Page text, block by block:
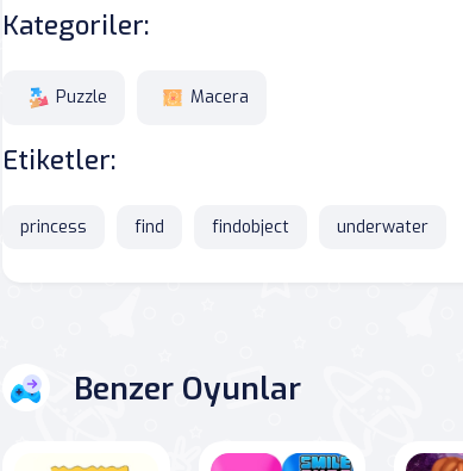
Kategoriler:
Puzzle Macera
Etiketler:
princess find findobject underwater
Benzer Oyunlar